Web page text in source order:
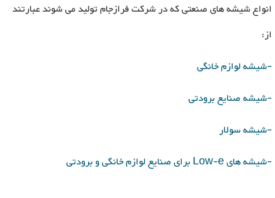
انواع شیشه های صنعتی که در شرکت فرازجام تولید می شوند عبارتند
از:
-شیشه لوازم خانگی
-شیشه صنایع برودتی
-شیشه سولار
-شیشه های Low-e برای صنایع لوازم خانگی و برودتی